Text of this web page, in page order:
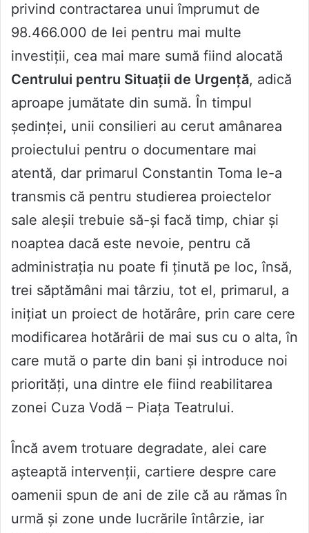
privind contractarea unui împrumut de
98.466.000 de lei pentru mai multe
investiții, cea mai mare sumă fiind alocată
Centrului pentru Situații de Urgență, adică
aproape jumătate din sumă. În timpul
ședinței, unii consilieri au cerut amânarea
proiectului pentru o documentare mai
atentă, dar primarul Constantin Toma le-a
transmis că pentru studierea proiectelor
sale aleșii trebuie să-și facă timp, chiar și
noaptea dacă este nevoie, pentru că
administrația nu poate fi ținută pe loc, însă,
trei săptămâni mai târziu, tot el, primarul, a
inițiat un proiect de hotărâre, prin care cere
modificarea hotărârii de mai sus cu o alta, în
care mută o parte din bani și introduce noi
priorități, una dintre ele fiind reabilitarea
zonei Cuza Vodă – Piața Teatrului.
Încă avem trotuare degradate, alei care
așteaptă intervenții, cartiere despre care
oamenii spun de ani de zile că au rămas în
urmă și zone unde lucrările întârzie, iar